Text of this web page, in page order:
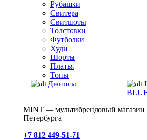
Рубашки
Свитера
Свитшоты
Толстовки
Футболки
Худи
Шорты
Платья
Топы
Джинсы
MINT — мультибрендовый магазин
Петербурга
+7 812 449-51-71